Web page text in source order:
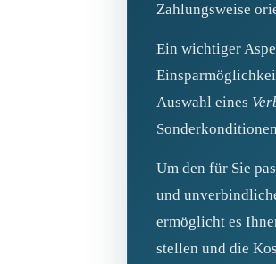
Zahlungsweise
Ein wichtiger
Auswahl eines
Um den für Sie
und
ermöglicht es
stellen und die